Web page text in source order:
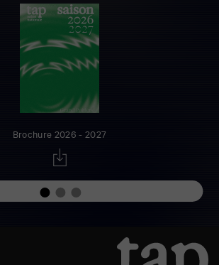
Brochure 2026 - 2027